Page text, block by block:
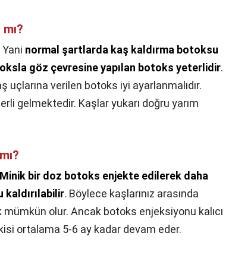
Yani normal şartlarda kaş kaldırma botoksu
göz çevresine yapılan botoks yeterlidir.
uçlarına verilen botoks iyi ayarlanmalıdır.
gelmektedir. Kaşlar yukarı doğru yarım
Minik bir doz botoks enjekte edilerek daha
kaldırılabilir. Böylece kaşlarınız arasında
olur. Ancak botoks enjeksiyonu kalıcı
ortalama 5-6 ay kadar devam eder.